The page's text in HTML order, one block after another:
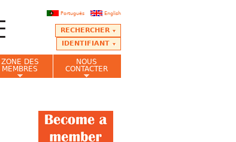
English
Português
RECHERCHER
IDENTIFIANT
ZONE DES
MEMBRES
NOUS
CONTACTER